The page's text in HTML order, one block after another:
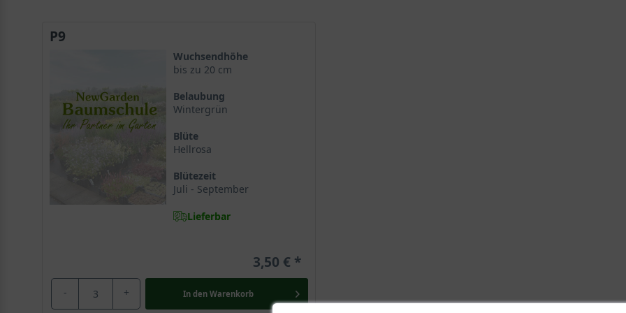
P9
Wuchsendhöhe
bis zu 20 cm
Belaubung
Wintergrün
Blüte
Hellrosa
Blütezeit
Juli - September
Lieferbar
3,50 €
- + In den Warenkorb